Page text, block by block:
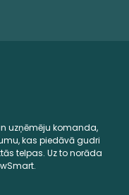
uzņēmēju komanda,
kas piedāvā gudri
telpas. Uz to norāda